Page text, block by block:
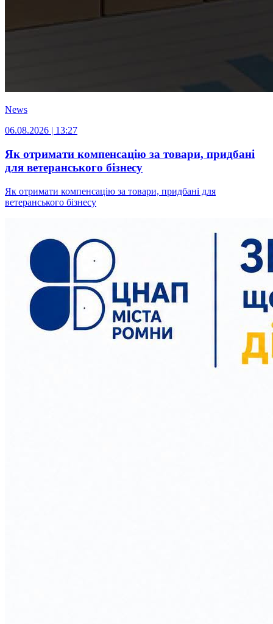
News
06.08.2026 | 13:27
Як отримати компенсацію за товари, придбані
для ветеранського бізнесу
Як отримати компенсацію за товари, придбані для
ветеранського бізнесу